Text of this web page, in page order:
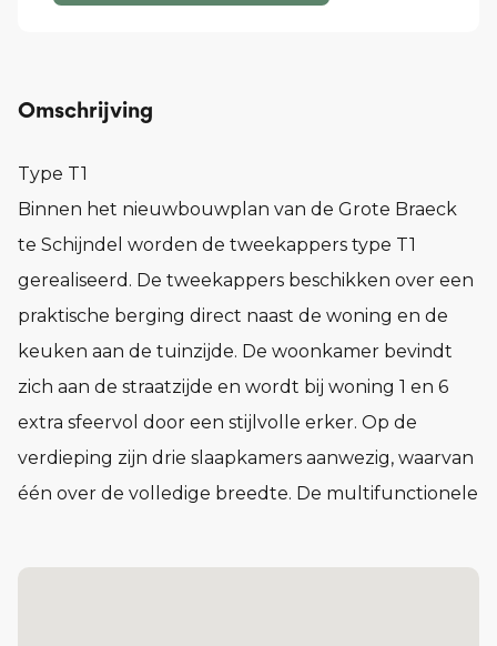
Omschrijving
Type T1
Binnen het nieuwbouwplan van de Grote Braeck
te Schijndel worden de tweekappers type T1
gerealiseerd. De tweekappers beschikken over een
praktische berging direct naast de woning en de
keuken aan de tuinzijde. De woonkamer bevindt
zich aan de straatzijde en wordt bij woning 1 en 6
extra sfeervol door een stijlvolle erker. Op de
verdieping zijn drie slaapkamers aanwezig, waarvan
één over de volledige breedte. De multifunctionele
aparte techniekruimte aanwezig. Ook parkeer je